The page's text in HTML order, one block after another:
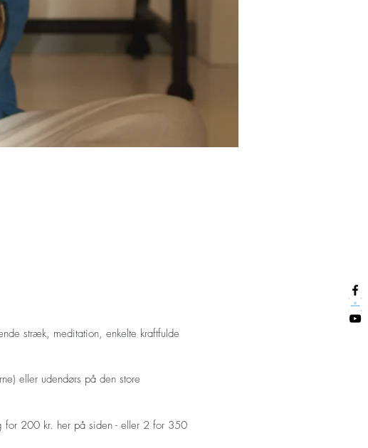
stræk, meditation, enkelte kraftfulde
eller udendørs på den store
200 kr. her på siden - eller 2 for 350